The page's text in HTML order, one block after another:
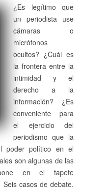
¿Es legítimo que
un periodista use
cámaras o
micrófonos
ocultos? ¿Cuál es
la frontera entre la
intimidad y el
derecho a la
información? ¿Es
conveniente para
el ejercicio del
periodismo que la
poder político en el
son algunas de las
en el tapete
casos de debate.